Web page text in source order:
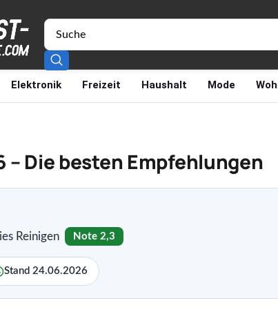
Elektronik Freizeit Haushalt Mode
Die besten Empfehlungen
Reinigen Note 2,3
Stand 24.06.2026